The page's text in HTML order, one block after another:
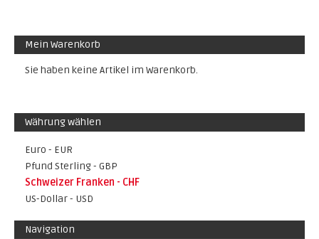
Mein Warenkorb
Sie haben keine Artikel im Warenkorb.
Währung wählen
Euro - EUR
Pfund Sterling - GBP
Schweizer Franken - CHF
US-Dollar - USD
Navigation